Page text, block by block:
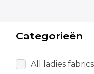
Categorieën
All ladies fabrics